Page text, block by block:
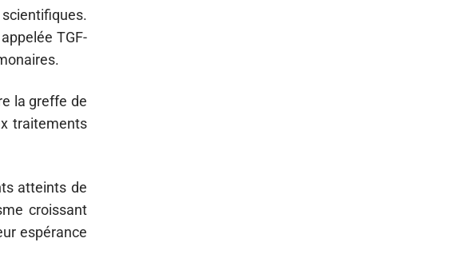
TGF-
la greffe de
traitements
atteints de
croissant
espérance